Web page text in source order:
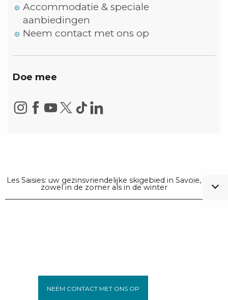
Accommodatie & speciale
aanbiedingen
Neem contact met ons op
Doe mee
Les Saisies: uw gezinsvriendelijke skigebied in Savoie,
zowel in de zomer als in de winter
NEEM CONTACT MET ONS OP